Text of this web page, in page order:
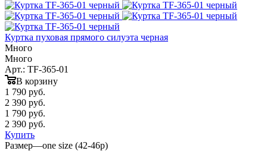
Куртка пуховая прямого силуэта черная
Много
Много
Арт.: TF-365-01
В корзину
1 790 руб.
2 390 руб.
1 790 руб.
2 390 руб.
Купить
Размер—one size (42-46р)